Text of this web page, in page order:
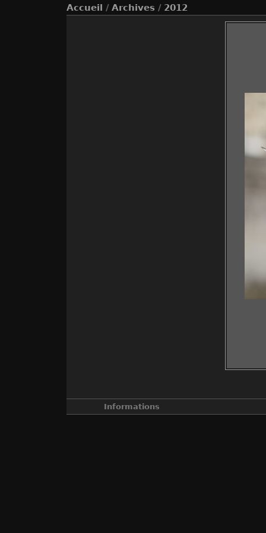
Accueil / Archives / 2012
Informations